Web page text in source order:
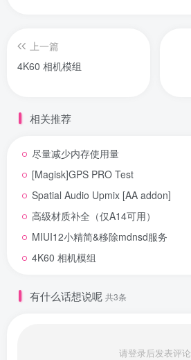
上一篇
4K60 相机模组
相关推荐
尽量减少内存使用量
[Magisk]GPS PRO Test
Spatial Audio Upmix [AA addon]
高级材质补全（仅A14可用）
MIUI12小精简&移除mdnsd服务
4K60 相机模组
有什么话想说呢 共3条
请登录后发表评论